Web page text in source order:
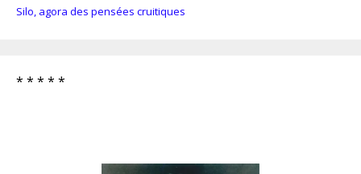
Silo, agora des pensées cruitiques
* * * * *